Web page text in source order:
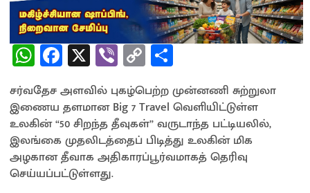
W
h
at
sA
p
p
Fa
ce
b
o
o
k
X Vi
b
er
C
o
py
Li
n
k
S
ar
e
சர்வதேச அளவில் புகழ்பெற்ற முன்னணி சுற்றுலா
இணைய தளமான Big 7 Travel வெளியிட்டுள்ள
உலகின் “50 சிறந்த தீவுகள்” வருடாந்த பட்டியலில்,
இலங்கை முதலிடத்தைப் பிடித்து உலகின் மிக
அழகான தீவாக அதிகாரப்பூர்வமாகத் தெரிவு
செய்யப்பட்டுள்ளது.